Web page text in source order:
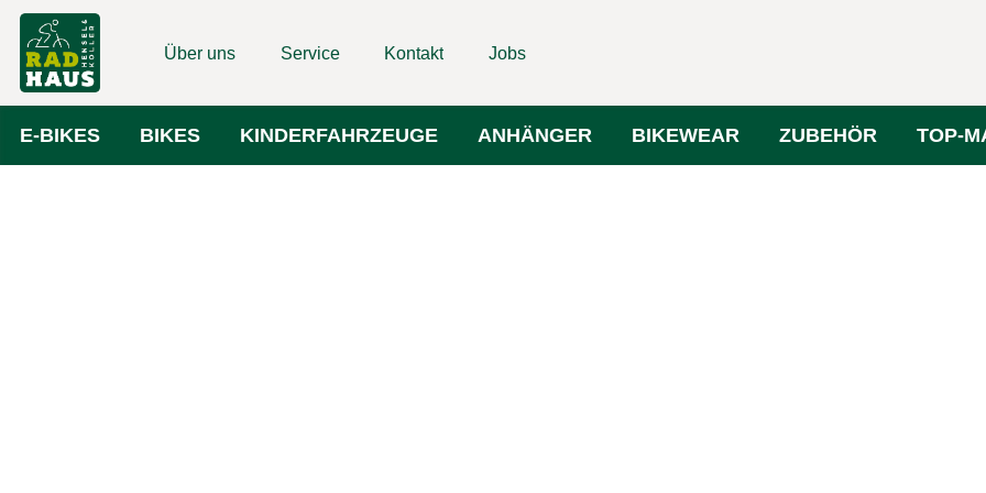
Über uns Service Kontakt Jobs
E-BIKES BIKES KINDERFAHRZEUGE ANHÄNGER BIKEWEAR ZUBEHÖR TOP-